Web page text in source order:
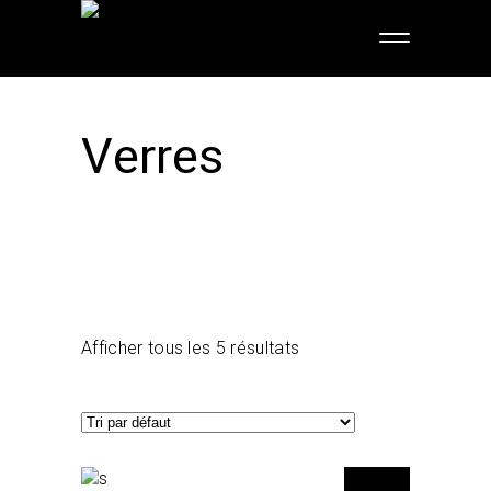
Verres
Afficher tous les 5 résultats